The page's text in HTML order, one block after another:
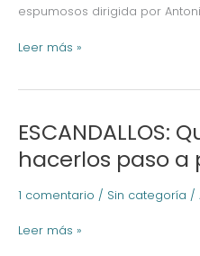
espumosos dirigida por
Gramona
Leer más »
ESCANDALLOS:
hacerlos paso a
1 comentario / Sin categoría /
ESCANDALLOS:
son
cómo
hacerlos
Leer más »